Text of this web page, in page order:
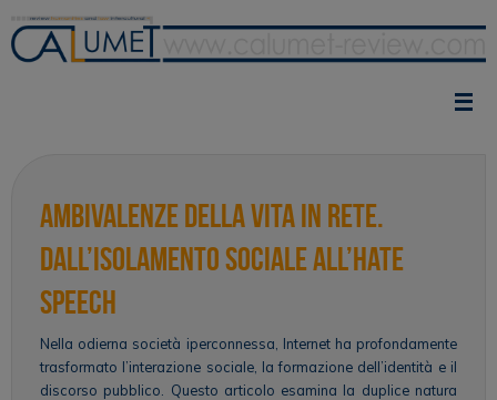
contenuto
Ambivalenze della vita in rete.
Dall’isolamento sociale all’hate
speech
Nella odierna società iperconnessa, Internet ha profondamente
trasformato l’interazione sociale, la formazione dell’identità e il
discorso pubblico. Questo articolo esamina la duplice natura